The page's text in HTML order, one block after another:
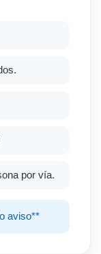
por vía.
aviso**